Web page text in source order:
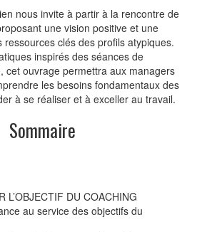
nous invite à partir à la rencontre de
une vision positive et une
ressources clés des profils atypiques.
inspirés des séances de
cet ouvrage permettra aux managers
les besoins fondamentaux des
à se réaliser et à exceller au travail.
Sommaire
L’OBJECTIF DU COACHING
au service des objectifs du